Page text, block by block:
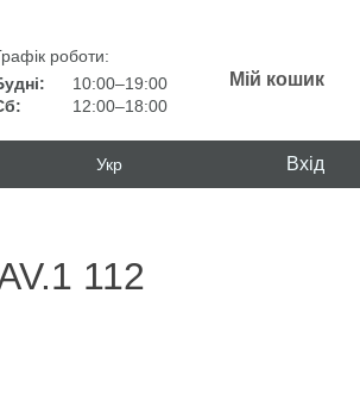
роботи:
10:00–19:00
12:00–18:00
Мій кошик
Укр Вхід
112